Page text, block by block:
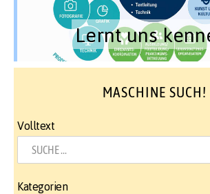
Lernt uns
MASCHINE SUCH!
Volltext
Kategorien